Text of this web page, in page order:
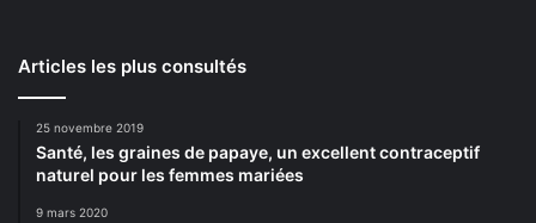
Articles les plus consultés
25 novembre 2019
Santé, les graines de papaye, un excellent contraceptif
naturel pour les femmes mariées
9 mars 2020